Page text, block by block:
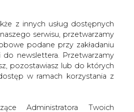
CIRE.TV
z innych usług dostępnych
serwisu, przetwarzamy
podane przy zakładaniu
do newslettera. Przetwarzamy
pozostawiasz lub do których
w ramach korzystania z
Administratora Twoich
/ Kopalnia Bełchatów
formowania przyszłych,
jezior